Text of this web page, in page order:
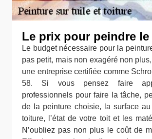
Le prix pour peindre
Le budget nécessaire pour la
pas petit, mais non exagéré non
une entreprise certifiée comme
58. Si vous pensez faire
professionnels pour faire la tâche,
de la peinture choisie, la surface
toiture, l’état de votre toit et les
N’oubliez pas non plus le coût de